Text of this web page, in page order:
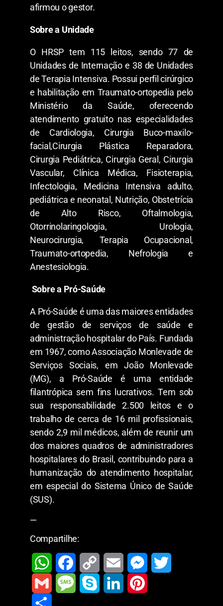
afirmou o gestor.
Sobre a Unidade
O HRSP tem 115 leitos, sendo 77 de
Unidades de Internação e 38 de Unidades
de Terapia Intensiva. Possui perfil cirúrgico
e habilitação em Traumato-ortopedia pelo
Ministério da Saúde, oferecendo
atendimento gratuito nas especialidades
de Cardiologia, Cirurgia Buco-maxilo-
facial,Cirurgia Plástica Reparadora,
Cirurgia Pediátrica, Cirurgia Geral, Cirurgia
Vascular, Clínica Médica, Fisioterapia,
Infectologia, Medicina Intensiva adulto,
pediátrica e neonatal, Nutrição, Obstetrícia
de Alto Risco, Oftalmologia,
Otorrinolaringologia, Urologia,
Neurocirurgia, Terapia Ocupacional,
Traumato-ortopedia, Nefrologia e
Anestesiologia.
Sobre a Pró-Saúde
A Pró-Saúde é uma das maiores entidades
de gestão de serviços de saúde e
administração hospitalar do País. Fundada
em 1967, como Associação Monlevade de
Serviços Sociais, em João Monlevade
(MG), a Pró-Saúde é uma entidade
filantrópica sem fins lucrativos. Tem sob
sua responsabilidade 2.500 leitos e o
trabalho de cerca de 16 mil profissionais,
sendo 2,9 mil médicos, além de reunir um
dos maiores quadros de administradores
hospitalares do Brasil, contribuindo para a
humanização do atendimento hospitalar,
em especial do Sistema Único de Saúde
(SUS).
—
Compartilhe:
W
h
F C E M
G